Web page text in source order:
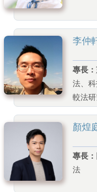
李仲
專長：
法、
較法
顏煌
專長：
法